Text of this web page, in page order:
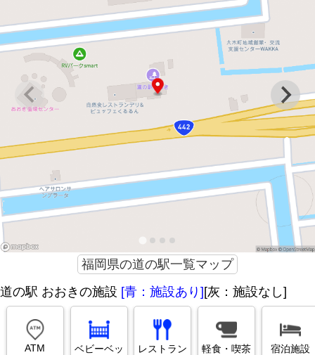
福岡県の道の駅一覧マップ
道の駅 おおきの施設 [青：施設あり][灰：施設なし]
ATM
ベビーベッ
レストラン 軽食・喫茶 宿泊施設